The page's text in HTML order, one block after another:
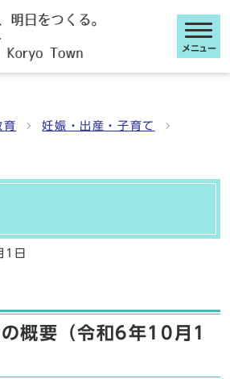
メニュー
育 妊娠・出産・子育て
1日
概要（令和6年10月1